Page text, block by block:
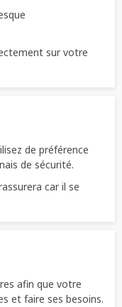
sur votre
de préférence
de sécurité.
car il se
afin que votre
et faire ses besoins.